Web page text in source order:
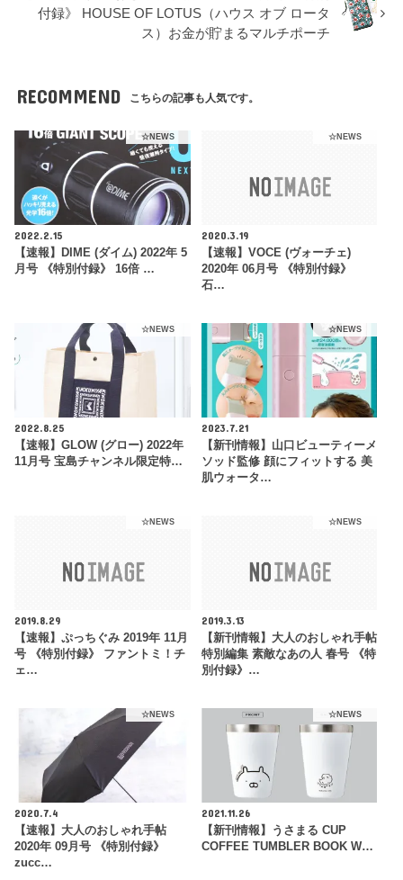
付録》 HOUSE OF LOTUS（ハウス オブ ロータ
ス）お金が貯まるマルチポーチ
RECOMMEND こちらの記事も人気です。
☆NEWS
2022.2.15
【速報】DIME (ダイム) 2022年 5
月号 《特別付録》 16倍 …
☆NEWS
2020.3.19
【速報】VOCE (ヴォーチェ)
2020年 06月号 《特別付録》
石…
☆NEWS
2022.8.25
【速報】GLOW (グロー) 2022年
11月号 宝島チャンネル限定特…
☆NEWS
2023.7.21
【新刊情報】山口ビューティーメ
ソッド監修 顔にフィットする 美
肌ウォータ…
☆NEWS
2019.8.29
【速報】ぷっちぐみ 2019年 11月
号 《特別付録》 ファントミ！チ
ェ…
☆NEWS
2019.3.13
【新刊情報】大人のおしゃれ手帖
特別編集 素敵なあの人 春号 《特
別付録》…
☆NEWS
2020.7.4
【速報】大人のおしゃれ手帖
2020年 09月号 《特別付録》
zucc…
☆NEWS
2021.11.26
【新刊情報】うさまる CUP
COFFEE TUMBLER BOOK W…